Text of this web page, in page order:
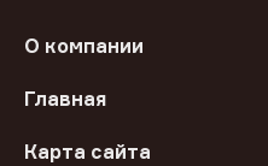
О компании
Главная
Карта сайта